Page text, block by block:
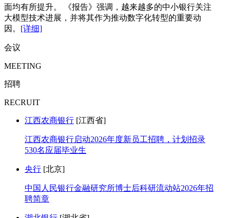
面均有所提升。 《报告》强调，越来越多的中小银行关注
大模型技术进展，并将其作为推动数字化转型的重要动
因。 [详细]
会议
MEETING
招聘
RECRUIT
江西农商银行 [江西省]
江西农商银行启动2026年度新员工招聘，计划招录
530名应届毕业生
央行 [北京]
中国人民银行金融研究所博士后科研流动站2026年招
聘简章